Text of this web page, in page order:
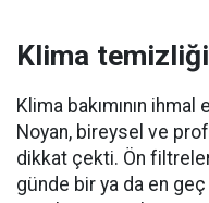
Klima
Klima bakımının
Noyan, bireysel ve
dikkat çekti. Ön
günde bir ya da en